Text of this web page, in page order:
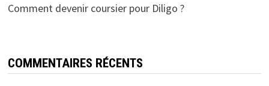
Comment devenir coursier pour Diligo ?
COMMENTAIRES RÉCENTS